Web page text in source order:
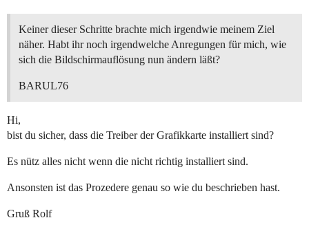
Keiner dieser Schritte brachte mich irgendwie meinem Ziel
näher. Habt ihr noch irgendwelche Anregungen für mich, wie
sich die Bildschirmauflösung nun ändern läßt?
BARUL76
Hi,
bist du sicher, dass die Treiber der Grafikkarte installiert sind?
Es nütz alles nicht wenn die nicht richtig installiert sind.
Ansonsten ist das Prozedere genau so wie du beschrieben hast.
Gruß Rolf